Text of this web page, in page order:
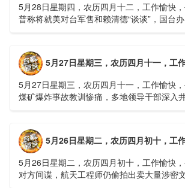
5月28日星期四，农历四月十二，工作愉快
普称将就美对台军售和赖清德“谈谈”，国台
5月27日星期三，农历四月十一，工
5月27日星期三，农历四月十一，工作愉快
煤矿爆炸事故教训惨痛，多地领导干部深入
5月26日星期二，农历四月初十，工
5月26日星期二，农历四月初十，工作愉快
对方间谍，航天工程师仍偷拍出卖大量涉密